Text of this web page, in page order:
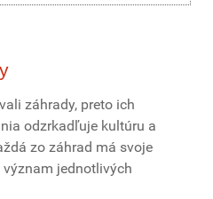
záhrady, preto ich
odzrkadľuje kultúru a
zo záhrad má svoje
jednotlivých